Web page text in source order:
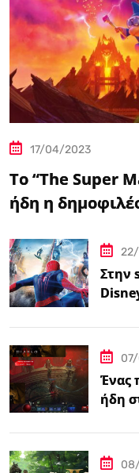
17/04/2023
Το “The Super
ήδη η
Στην
Ένας
ήδη